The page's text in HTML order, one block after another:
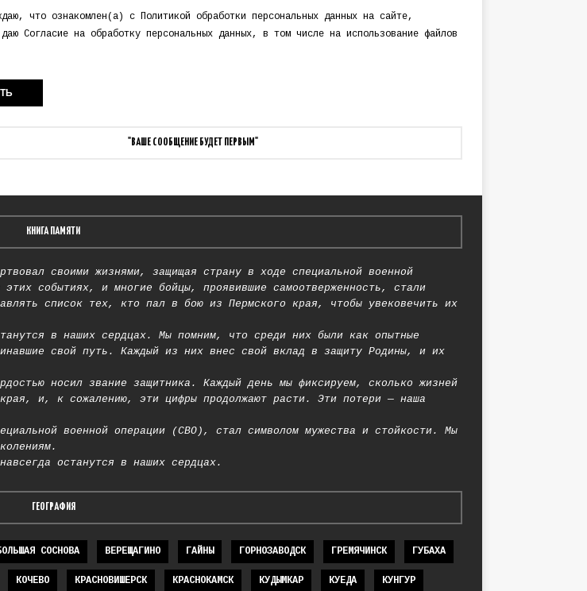
что ознакомлен(а) с Политикой обработки персональных данныхна сайте,
Согласие на обработку персональных данных, в том числе на использование файлов
"ВАШЕ СООБЩЕНИЕ БУДЕТ ПЕРВЫМ"
КНИГА ПАМЯТИ
своими жизнями, защищая страну в ходе специальной военной
событиях, и многие бойцы, проявившие самоотверженность, стали
список тех, кто пал в бою из Пермского края, чтобы увековечить их
в наших сердцах. Мы помним, что среди них были как опытные
свой путь. Каждый из них внес свой вклад в защиту Родины, и их
носил звание защитника. Каждый день мы фиксируем, сколько жизней
и, к сожалению, эти цифры продолжают расти. Эти потери — наша
военной операции (СВО), стал символом мужества и стойкости. Мы
останутся в наших сердцах.
ГЕОГРАФИЯ
СОСНОВА ВЕРЕЩАГИНО ГАЙНЫ ГОРНОЗАВОДСК ГРЕМЯЧИНСК ГУБАХА
КОЧЕВО КРАСНОВИШЕРСК КРАСНОКАМСК КУДЫМКАР КУЕДА КУНГУР